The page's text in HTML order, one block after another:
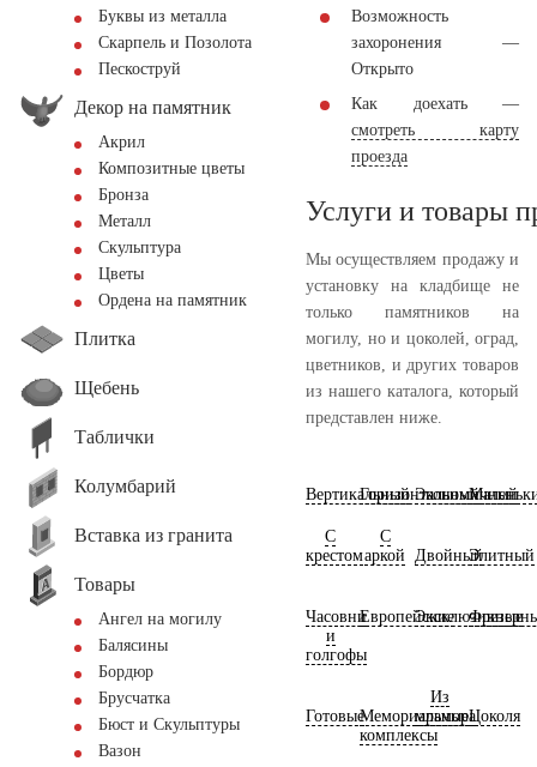
Буквы из металла
Скарпель и Позолота
Пескоструй
Декор на памятник
Акрил
Композитные цветы
Бронза
Металл
Скульптура
Цветы
Ордена на памятник
Плитка
Щебень
Таблички
Колумбарий
Вставка из гранита
Товары
Ангел на могилу
Балясины
Бордюр
Брусчатка
Бюст и Скульптуры
Вазон
Возможность
захоронения —
Открыто
Как доехать —
смотреть карту
проезда
Услуги и товары
Мы осуществляем продажу и
установку на кладбище не
только памятников на
могилу, но и цоколей, оград,
цветников, и других товаров
из нашего каталога, который
представлен ниже.
ВертикальныйГоризонтальный
Экономичный
С
крестом
С
аркой
ДвойныйЭлитный
Часовни
и
голгофы
ЕвропейскиеЭксклюзивные
ГотовыеМемориальные
комплексы
Из
мрамораЦоколя